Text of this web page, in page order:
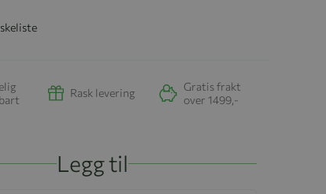
Rask levering
Gratis frakt
over 1499,-
Legg til